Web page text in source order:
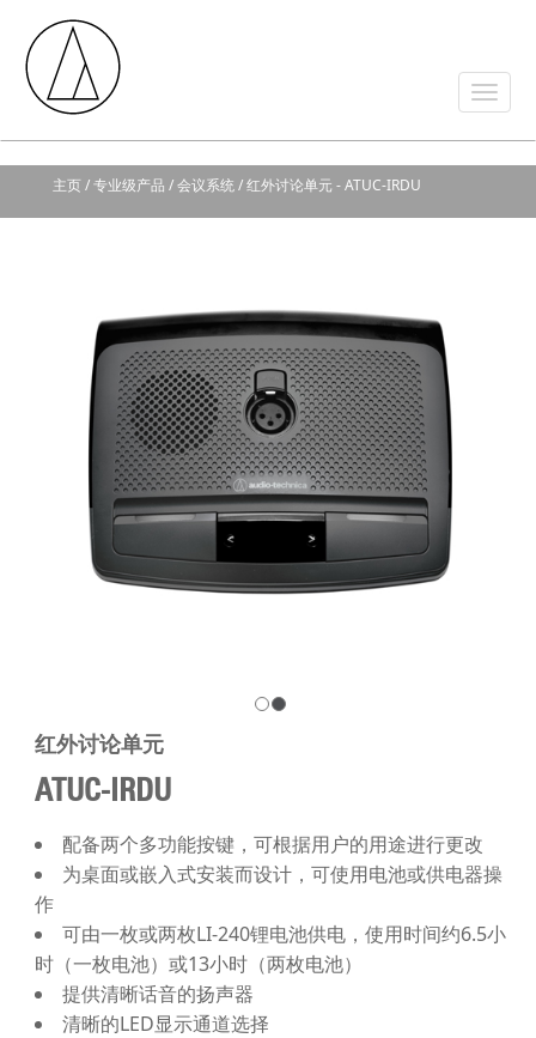
主页/ 专业级产品 / 会议系统 / 红外讨论单元 - ATUC-IRDU
红外讨论单元
ATUC-IRDU
配备两个多功能按键，可根据用户的用途进行更改
为桌面或嵌入式安装而设计，可使用电池或供电器操
作
可由一枚或两枚LI-240锂电池供电，使用时间约6.5小
时（一枚电池）或13小时（两枚电池）
提供清晰话音的扬声器
清晰的LED显示通道选择